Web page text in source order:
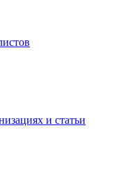
и статьи